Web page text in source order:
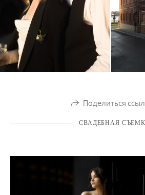
Поделиться
СВАДЕБНАЯ